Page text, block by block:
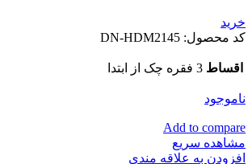
خرید
کد محصول: DN-HDM2145
اقساط 3 فقره چک از ابتدا
ناموجود
Add to compare
مشاهده سریع
افزودن به علاقه مندی